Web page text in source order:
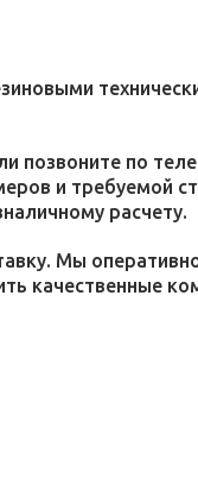
позвоните по
и требуемой
расчету.
Мы
качественные